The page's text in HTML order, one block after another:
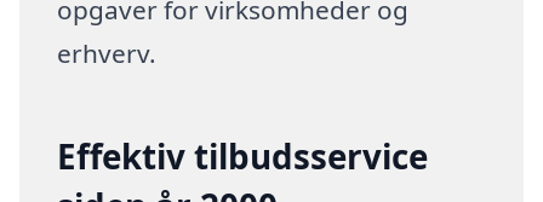
opgaver for virksomheder og
erhverv.
Effektiv tilbudsservice